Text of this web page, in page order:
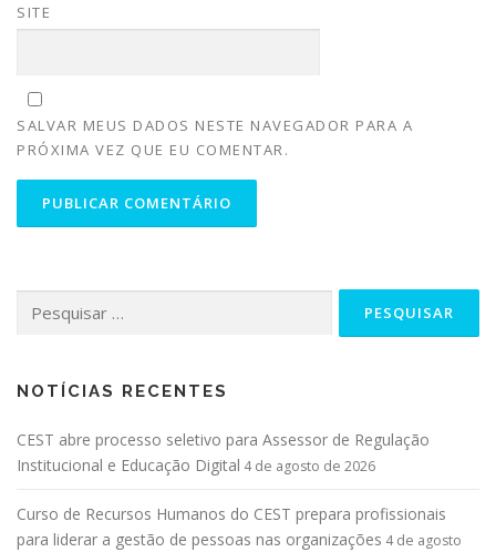
SITE
SALVAR MEUS DADOS NESTE NAVEGADOR PARA A
PRÓXIMA VEZ QUE EU COMENTAR.
NOTÍCIAS RECENTES
CEST abre processo seletivo para Assessor de Regulação
Institucional e Educação Digital 4 de agosto de 2026
Curso de Recursos Humanos do CEST prepara profissionais
para liderar a gestão de pessoas nas organizações 4 de agosto